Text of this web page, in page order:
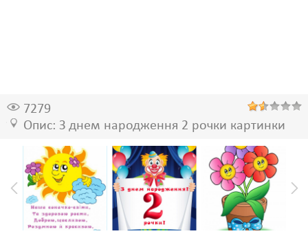
7279
Опис: З днем народження 2 рочки картинки